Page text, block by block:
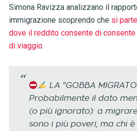
Simona Ravizza analizzano il
immigrazione scoprendo che si
dove il reddito consente di
di viaggio.
LA "GOBBA
Probabilmente il dato
(o più ignorato): a
sono i più poveri, ma chi è